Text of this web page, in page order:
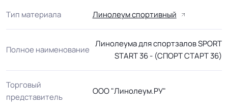
Тип материала Линолеум спортивный
Полное наименование
Линолеума для спортзалов SPORT
START 36 - (СПОРТ СТАРТ 36)
Торговый
представитель
ООО "Линолеум.РУ"